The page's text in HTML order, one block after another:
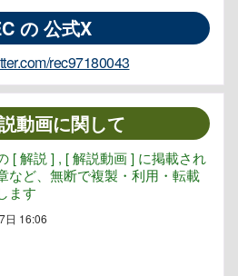
の 公式X
rec97180043
動画に関して
[ 解説 ] , [ 解説動画 ] に掲載され
など、無断で複製・利用・転載
ます
日 16:06